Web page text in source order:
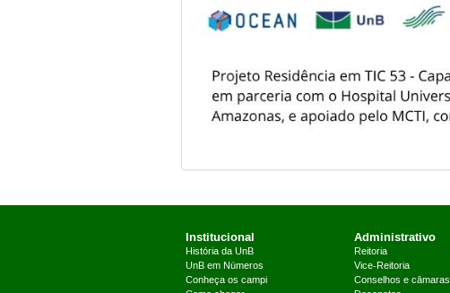
Institucional
História da UnB
UnB em Números
Conheça os campi
Administrativo
Reitoria
Vice-Reitoria
Conselhos e câmaras